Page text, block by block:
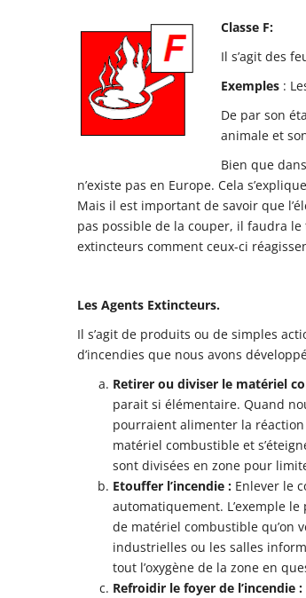
Classe F:
Il s’agit des
Exemples :
De par son
animale et
Bien que
n’existe pas en Europe. Cela
Mais il est important de savoir que
pas possible de la couper, il faudra
extincteurs comment ceux-ci
Les Agents Extincteurs.
Il s’agit de produits ou de simples
d’incendies que nous avons
Retirer ou diviser le matériel
parait si élémentaire. Quand
pourraient alimenter la
matériel combustible et
sont divisées en zone pour
Etouffer l’incendie : Enlever le
automatiquement. L’exemple
de matériel combustible qu’on
industrielles ou les salles
tout l’oxygène de la zone en
Refroidir le foyer de l’incendie :